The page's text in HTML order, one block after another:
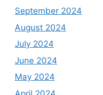
September 2024
August 2024
July 2024
June 2024
May 2024